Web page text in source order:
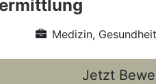
Medizin,
Jetzt